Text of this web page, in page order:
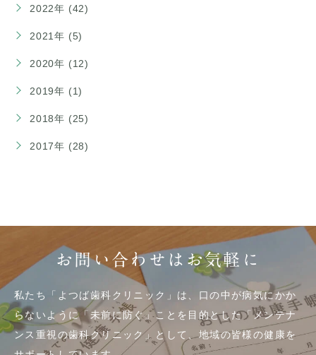
2022年 (42)
2021年 (5)
2020年 (12)
2019年 (1)
2018年 (25)
2017年 (28)
お問い合わせはお気軽に
私たち「よつば歯科クリニック」は、口の中が病気にかか
らないように「未前に防ぐ」ことを目的とした「メンテナ
ンス重視の歯科クリニック」として、地域の皆様の健康を